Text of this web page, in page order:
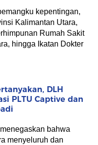
kepentingan,
Kalimantan Utara,
Rumah Sakit
hingga Ikatan Dokter
DLH
PLTU Captive dan
bahwa
menyeluruh dan